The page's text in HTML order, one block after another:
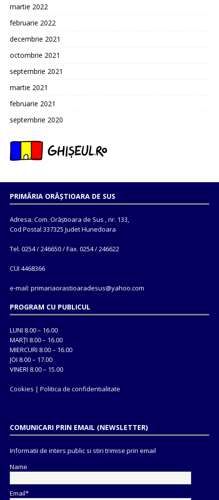
martie 2022
februarie 2022
decembrie 2021
octombrie 2021
septembrie 2021
martie 2021
februarie 2021
septembrie 2020
PRIMĂRIA ORĂȘTIOARA DE SUS
Adresa: Com. Orăștioara de Sus , nr. 133,
Cod Postal 337325 Judet Hunedoara
Tel. 0254 / 246650 / Fax. 0254 / 246622
CUI 4468366
e-mail: primariaorastioaradesus@yahoo.com
PROGRAM CU PUBLICUL
LUNI 8.00 – 16.00
MARȚI 8.00 – 16.00
MIERCURI 8.00 – 16.00
JOI 8.00 – 17.00
VINERI 8.00 – 15.00
Cookies | Politica de confidentialitate
COMUNICARI PRIN EMAIL (NEWSLETTER)
Informatii de inters public si stiri trimise prin email
Name
Email*